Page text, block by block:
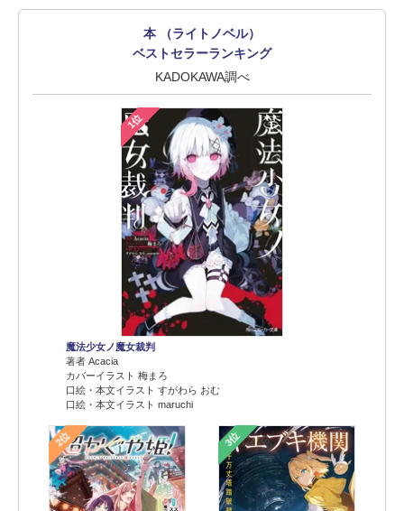
本 （ライトノベル）
ベストセラーランキング
KADOKAWA調べ
1位
魔法少女ノ魔女裁判
著者 Acacia
カバーイラスト 梅まろ
口絵・本文イラスト すがわら おむ
口絵・本文イラスト maruchi
2位 3位